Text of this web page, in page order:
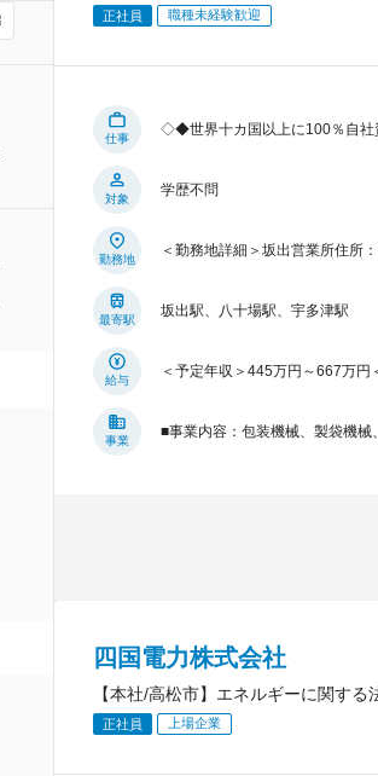
正社員 職種未経験歓迎
仕事
◇◆世界十カ国以上に100％自社
対象
学歴不問
勤務地
＜勤務地詳細＞坂出営業所住所
最寄駅
坂出駅、八十場駅、宇多津駅
給与
＜予定年収＞445万円～667万円
事業
■事業内容：包装機械、製袋機械
四国電力株式会社
【本社/高松市】エネルギーに関す
正社員 上場企業